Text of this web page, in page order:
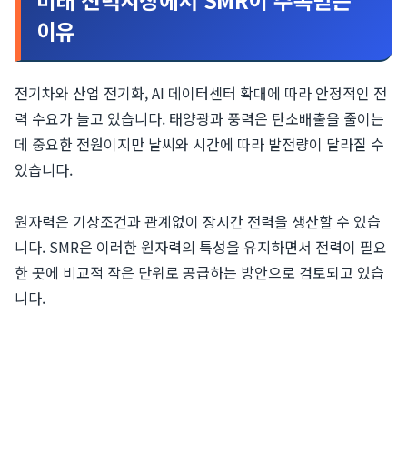
이유
전기차와 산업 전기화, AI 데이터센터 확대에 따라 안정적인 전
력 수요가 늘고 있습니다. 태양광과 풍력은 탄소배출을 줄이는
데 중요한 전원이지만 날씨와 시간에 따라 발전량이 달라질 수
있습니다.
원자력은 기상조건과 관계없이 장시간 전력을 생산할 수 있습
니다. SMR은 이러한 원자력의 특성을 유지하면서 전력이 필요
한 곳에 비교적 작은 단위로 공급하는 방안으로 검토되고 있습
니다.